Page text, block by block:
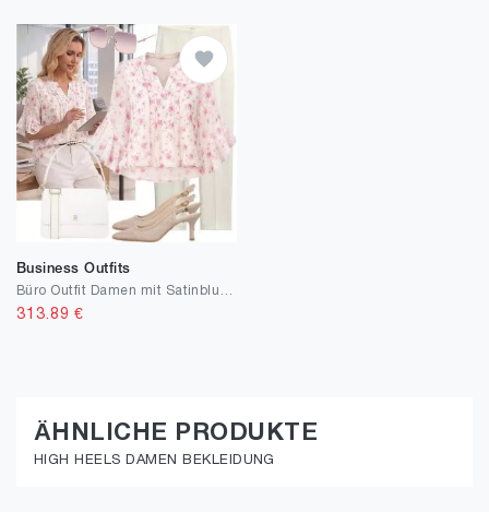
Business Outfits
313.89 €
ÄHNLICHE PRODUKTE
HIGH HEELS DAMEN BEKLEIDUNG